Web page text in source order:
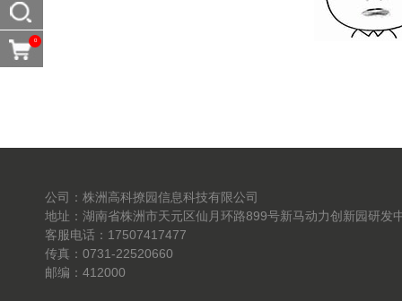
公司：株洲高科撩园信息科技有限公司
地址：湖南省株洲市天元区仙月环路899号新马动力创新园研发
客服电话：17507417477
传真：0731-22520660
邮编：412000
0